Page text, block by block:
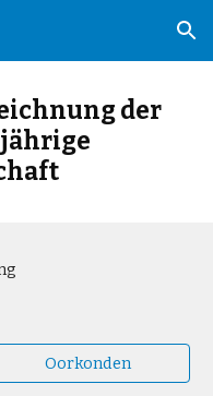
Skip to navigation
der
Oorkonden